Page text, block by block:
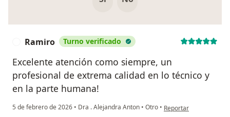
Ramiro Turno verificado
Excelente atención como siempre, un
profesional de extrema calidad en lo técnico y
en la parte humana!
5 de febrero de 2026 • Dra . Alejandra Anton • Otro • en opinión del usuario
Reportar